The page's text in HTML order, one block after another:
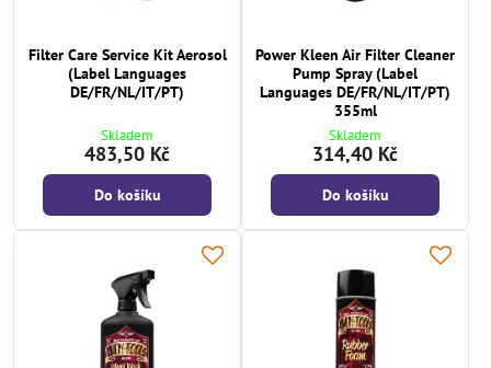
Filter Care Service Kit Aerosol
(Label Languages
DE/FR/NL/IT/PT)
Skladem
483,50 Kč
Do košíku
Power Kleen Air Filter Cleaner
Pump Spray (Label
Languages DE/FR/NL/IT/PT)
355ml
Skladem
314,40 Kč
Do košíku